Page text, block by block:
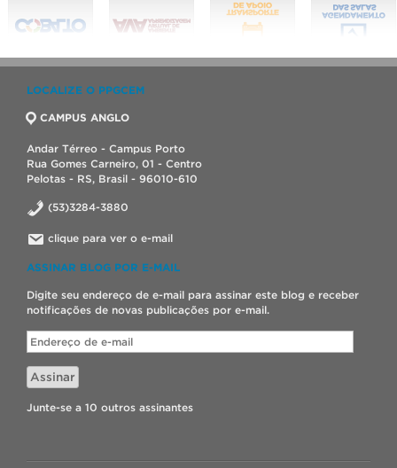
LOCALIZE O PPGCEM
CAMPUS ANGLO
Andar Térreo - Campus Porto
Rua Gomes Carneiro, 01 - Centro
Pelotas - RS, Brasil - 96010-610
(53)3284-3880
clique para ver o e-mail
ASSINAR BLOG POR E-MAIL
Digite seu endereço de e-mail para assinar este blog e receber
notificações de novas publicações por e-mail.
Endereço
de
e-
mail
Assinar
Junte-se a 10 outros assinantes